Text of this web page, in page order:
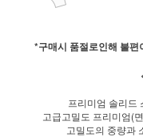
*구매시 품절로인해 불
프리미엄 솔리드
고급고밀도 프리미엄(
고밀도의 중량과